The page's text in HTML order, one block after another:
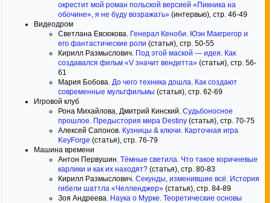
окрестит мой роман польской версией «Пикника на
обочине», я не буду возражать» (интервью), стр. 46-49
Видеодром
Светлана Евсюкова. Генерал Кеноби. Юэн Макгрегор и
его фантастические роли (статья), стр. 50-55
Кирилл Размыслович. Под этой маской — идея. Как
создавался фильм «V значит вендетта» (статья), стр. 56-
61
Мария Бобова. До чего техника дошла. Как создают
современные мультфильмы (статья), стр. 62-69
Игровой клуб
Рона Михайлова, Дмитрий Кинский. Судьбоносное
прошлое. Предыстория мира Destiny (статья), стр. 70-75
Алексей Сапонов. Кузницы & ключи. Карточная игра
KeyForge (статья), стр. 76-79
Машина времени
Антон Первушин. Тёмные светила. Что такое коричневые
карлики и как их находят? (статья), стр. 80-83
Кирилл Размыслович. Секунды, изменившие всё. История
гибели шаттла «Челленджер» (статья), стр. 84-89
Зоя Андреева. Наука о Мурке. Теоретические основы